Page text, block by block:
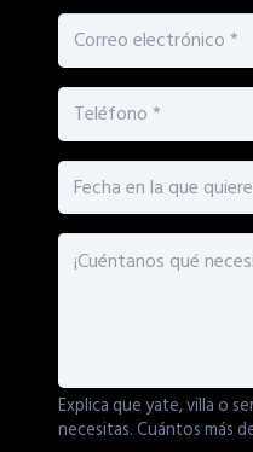
Explica que yate, villa o
necesitas. Cuántos más